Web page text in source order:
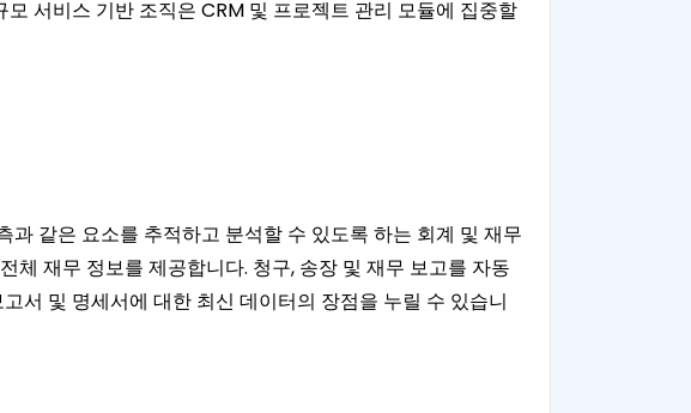
서비스 기반 조직은 CRM 및 프로젝트 관리 모듈에 집중할
같은 요소를 추적하고 분석할 수 있도록 하는 회계 및 재무
체 재무 정보를 제공합니다. 청구, 송장 및 재무 보고를 자동
서 및 명세서에 대한 최신 데이터의 장점을 누릴 수 있습니